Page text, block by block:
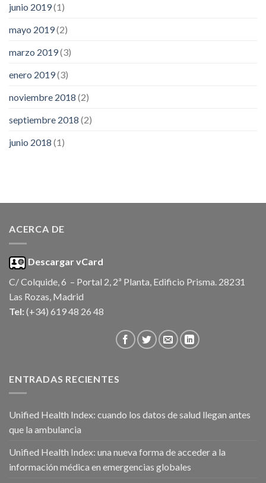
junio 2019(1)
mayo 2019(2)
marzo 2019(3)
enero 2019(3)
noviembre 2018 (2)
septiembre 2018 (2)
junio 2018 (1)
ACERCA DE
Descargar vCard
C/ Colquide, 6 – Portal 2, 2ª Planta, Edificio Prisma. 28231
Las Rozas, Madrid
Tel: (+34) 619 48 26 48
ENTRADAS RECIENTES
Unified Health Index: cuando los datos de salud llegan antes
que la ambulancia
Unified Health Index: una nueva forma de acceder a la
información médica en emergencias globales